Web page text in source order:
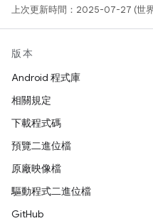
上次更新時間：2025-07-27 (世界
版本
Android 程式庫
相關規定
下載程式碼
預覽二進位檔
原廠映像檔
驅動程式二進位檔
GitHub